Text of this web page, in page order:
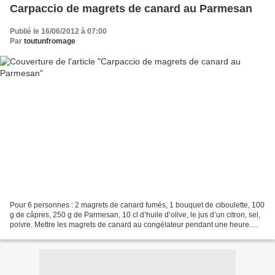
Carpaccio de magrets de canard au Parmesan
Publié le 16/06/2012 à 07:00
Par toutunfromage
Pour 6 personnes : 2 magrets de canard fumés, 1 bouquet de ciboulette, 100
g de câpres, 250 g de Parmesan, 10 cl d’huile d’olive, le jus d’un citron, sel,
poivre. Mettre les magrets de canard au congélateur pendant une heure.